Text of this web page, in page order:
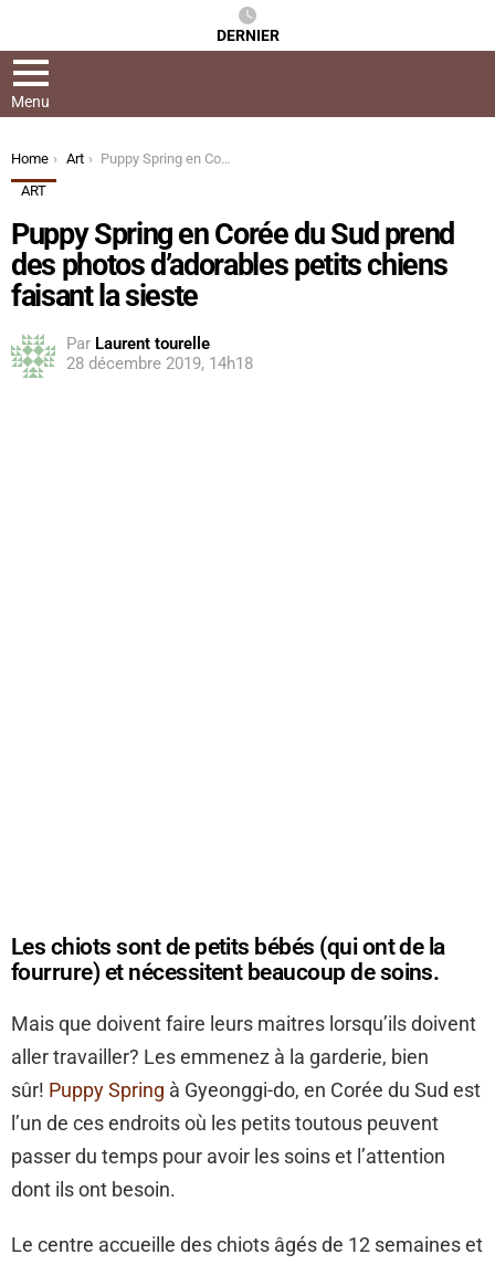
DERNIER
Menu
You are here:
Home Art
Puppy Spring en Corée du Sud prend des photos d’adorables petits chiens faisant la sieste
ART
Puppy Spring en Corée du Sud prend
des photos d’adorables petits chiens
faisant la sieste
Par Laurent tourelle
28 décembre 2019, 14h18
Les chiots sont de petits bébés (qui ont de la
fourrure) et nécessitent beaucoup de soins.
Mais que doivent faire leurs maitres lorsqu’ils doivent
aller travailler? Les emmenez à la garderie, bien
sûr! Puppy Spring à Gyeonggi-do, en Corée du Sud est
l’un de ces endroits où les petits toutous peuvent
passer du temps pour avoir les soins et l’attention
dont ils ont besoin.
Le centre accueille des chiots âgés de 12 semaines et